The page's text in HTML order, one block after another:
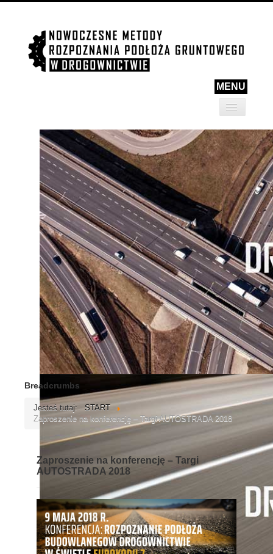
MENU
AKTUALNOŚCI
O PROJEKCIE
KONSORCJUM
PARTNERZY
REALIZACJA
BADANIA
WSPÓŁPRACA
PRZETARGI
KONTAKT
Breadcrumbs
Jesteś tutaj:
START
Zaproszenie na konferencję – Targi AUTOSTRADA 2018
Zaproszenie na konferencję – Targi
AUTOSTRADA 2018